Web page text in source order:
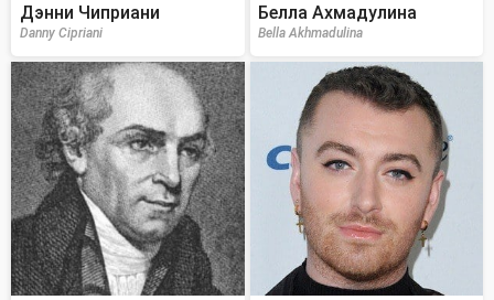
Дэнни Чиприани
Danny Cipriani
Белла Ахмадулина
Bella Akhmadulina